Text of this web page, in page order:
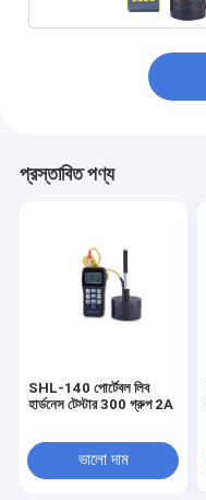
প্রস্তাবিত পণ্য
SHL-140 পোর্টেবল লিব
হার্ডনেস টেস্টার 300 গ্রুপ 2A
ভালো দাম